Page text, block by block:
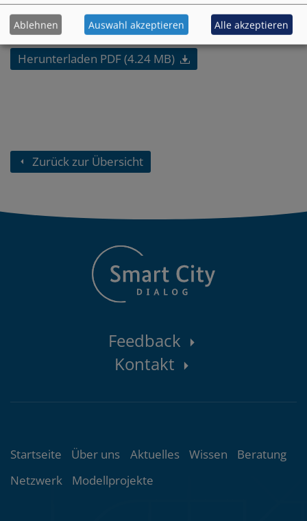
Herunterladen PDF (4.24 MB)
Zurück zur Übersicht
Kontaktbereich
Feedback
Kontakt
Themenübersicht
Startseite Über uns Aktuelles Wissen
Beratung
Netzwerk
Modellprojekte
Ablehnen Auswahl akzeptieren Alle akzeptieren